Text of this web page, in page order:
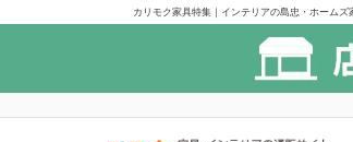
カリモク家具特集｜インテリアの島忠・ホーム